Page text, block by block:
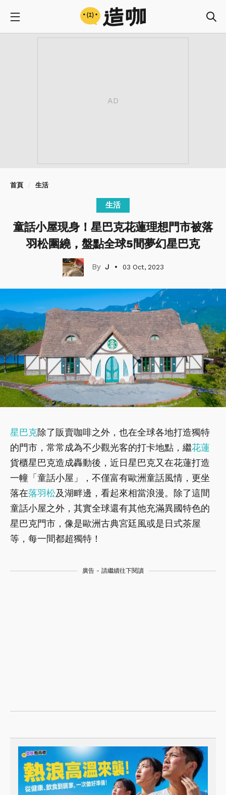
首頁 生活
生活
童話小屋現身！星巴克花蓮理想門市被落
羽松圍繞，盤點全球5間夢幻星巴克
J 03 Oct, 2023
星巴克除了販賣咖啡之外，也在全球各地打造獨特
的門市，常常成為不少觀光客的打卡地點，繼花蓮
貨櫃星巴克造成轟動後，近日星巴克又在花蓮打造
一幢「童話小屋」，不僅富有歐洲童話風情，更坐
落在落羽松及湖畔邊，看起來相當浪漫。除了這間
童話小屋之外，其實全球還有其他充滿異國特色的
星巴克門市，像是歐洲古典宮廷風或是日式茶屋
等，每一間都超獨特！
廣告 - 請繼續往下閱讀